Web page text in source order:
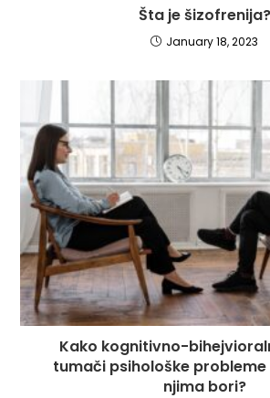
Šta je šizofrenija?
January 18, 2023
Kako kognitivno-
tumači psihološke probleme
njima bori?